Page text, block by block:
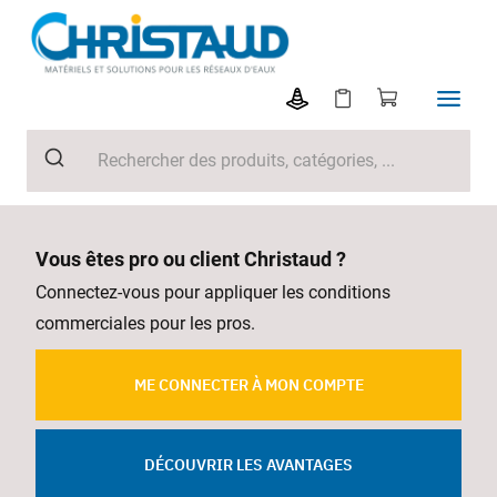
Vous êtes pro ou client Christaud ?
Connectez-vous pour appliquer les conditions
commerciales pour les pros.
ME CONNECTER À MON COMPTE
DÉCOUVRIR LES AVANTAGES